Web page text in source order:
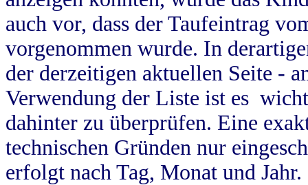
auch vor, dass der Taufeintrag
vorgenommen wurde. In
der derzeitigen aktuellen Seite -
Verwendung der Liste ist es
dahinter zu überprüfen. Eine
technischen Gründen nur
erfolgt nach Tag, Monat und Jahr.